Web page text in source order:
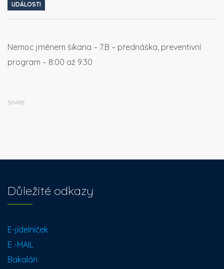
UDÁLOSTI
Nemoc jménem šikana – 7.B – přednáška, preventivní
program – 8:00 až 9:30
SHARE
Důležité odkazy
E-jídelníček
E -MAIL
Bakaláři